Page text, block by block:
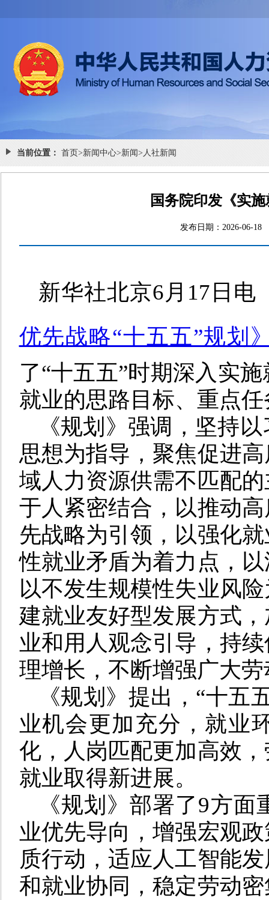
当前位置： 首页>新闻中心>新闻> 人社新闻
国务院印发《实
发布日期：
新华社北京6月17日
优先战略“十五五”规划
了“十五五”时期深入实
就业的思路目标、重点
《规划》强调，坚持
思想为指导，聚焦促进
域人力资源供需不匹配
于人紧密结合，以推动
先战略为引领，以强化
性就业矛盾为着力点，
以不发生规模性失业风
建就业友好型发展方式
业和用人观念引导，持
理增长，不断增强广大
《规划》提出，“十五
业机会更加充分，就业
化，人岗匹配更加高效
就业取得新进展。
《规划》部署了9方
业优先导向，增强宏观
质行动，适应人工智能
和就业协同，稳定劳动